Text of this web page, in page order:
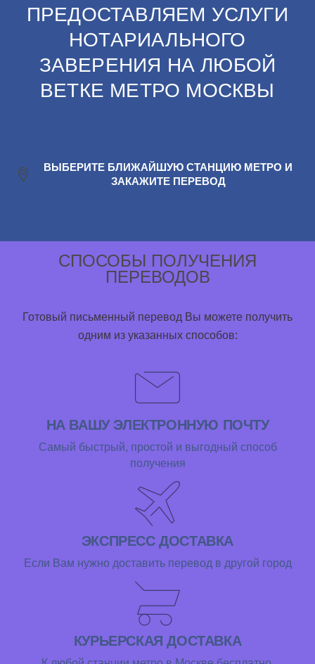
ПРЕДОСТАВЛЯЕМ УСЛУГИ
НОТАРИАЛЬНОГО
ЗАВЕРЕНИЯ НА ЛЮБОЙ
ВЕТКЕ МЕТРО МОСКВЫ
ВЫБЕРИТЕ БЛИЖАЙШУЮ СТАНЦИЮ МЕТРО И
ЗАКАЖИТЕ ПЕРЕВОД
СПОСОБЫ ПОЛУЧЕНИЯ
ПЕРЕВОДОВ
Готовый письменный перевод Вы можете получить
одним из указанных способов:
НА ВАШУ ЭЛЕКТРОННУЮ ПОЧТУ
Самый быстрый, простой и выгодный способ
получения
ЭКСПРЕСС ДОСТАВКА
Если Вам нужно доставить перевод в другой город
КУРЬЕРСКАЯ ДОСТАВКА